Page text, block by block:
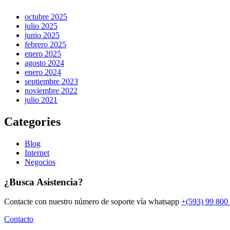
octubre 2025
julio 2025
junio 2025
febrero 2025
enero 2025
agosto 2024
enero 2024
septiembre 2023
noviembre 2022
julio 2021
Categories
Blog
Internet
Negocios
¿Busca Asistencia?
Contacte con nuestro número de soporte vía whatsapp +(593) 99 800
Contacto